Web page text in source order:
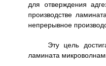
для отверждения
производстве
непрерывное
Эту цель
ламината